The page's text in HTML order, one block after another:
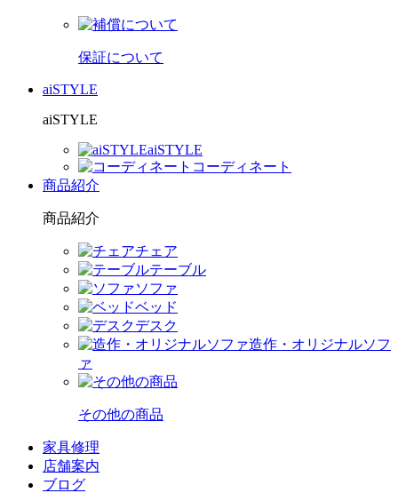
保証について
aiSTYLE
aiSTYLE
aiSTYLE
コーディネート
商品紹介
商品紹介
チェア
テーブル
ソファ
ベッド
デスク
造作・オリジナルソフ
ァ
その他の商品
家具修理
店舗案内
ブログ